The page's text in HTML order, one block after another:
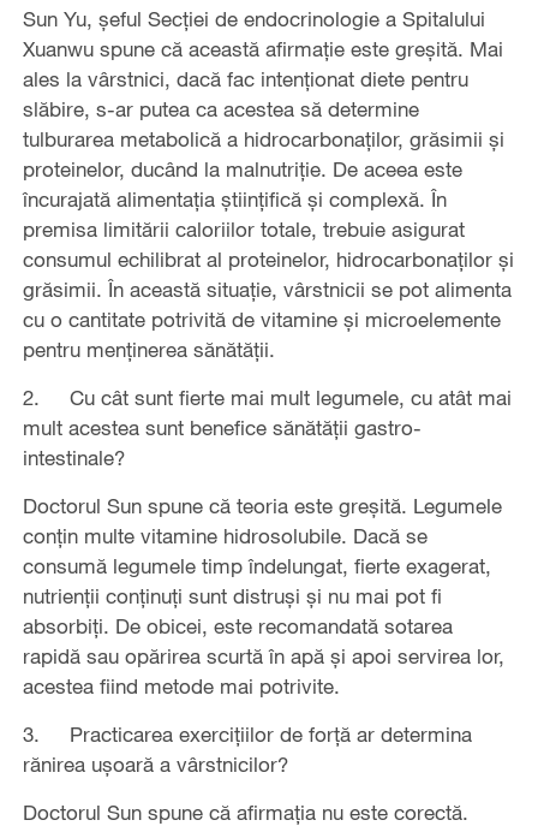
Sun Yu, șeful Secției de endocrinologie a Spitalului
Xuanwu spune că această afirmație este greșită. Mai
ales la vârstnici, dacă fac intenționat diete pentru
slăbire, s-ar putea ca acestea să determine
tulburarea metabolică a hidrocarbonaților, grăsimii și
proteinelor, ducând la malnutriție. De aceea este
încurajată alimentația științifică și complexă. În
premisa limitării caloriilor totale, trebuie asigurat
consumul echilibrat al proteinelor, hidrocarbonaților și
grăsimii. În această situație, vârstnicii se pot alimenta
cu o cantitate potrivită de vitamine și microelemente
pentru menținerea sănătății.
2. Cu cât sunt fierte mai mult legumele, cu atât mai
mult acestea sunt benefice sănătății gastro-
intestinale?
Doctorul Sun spune că teoria este greșită. Legumele
conțin multe vitamine hidrosolubile. Dacă se
consumă legumele timp îndelungat, fierte exagerat,
nutrienții conținuți sunt distruși și nu mai pot fi
absorbiți. De obicei, este recomandată sotarea
rapidă sau opărirea scurtă în apă și apoi servirea lor,
acestea fiind metode mai potrivite.
3. Practicarea exercițiilor de forță ar determina
rănirea ușoară a vârstnicilor?
Doctorul Sun spune că afirmația nu este corectă.